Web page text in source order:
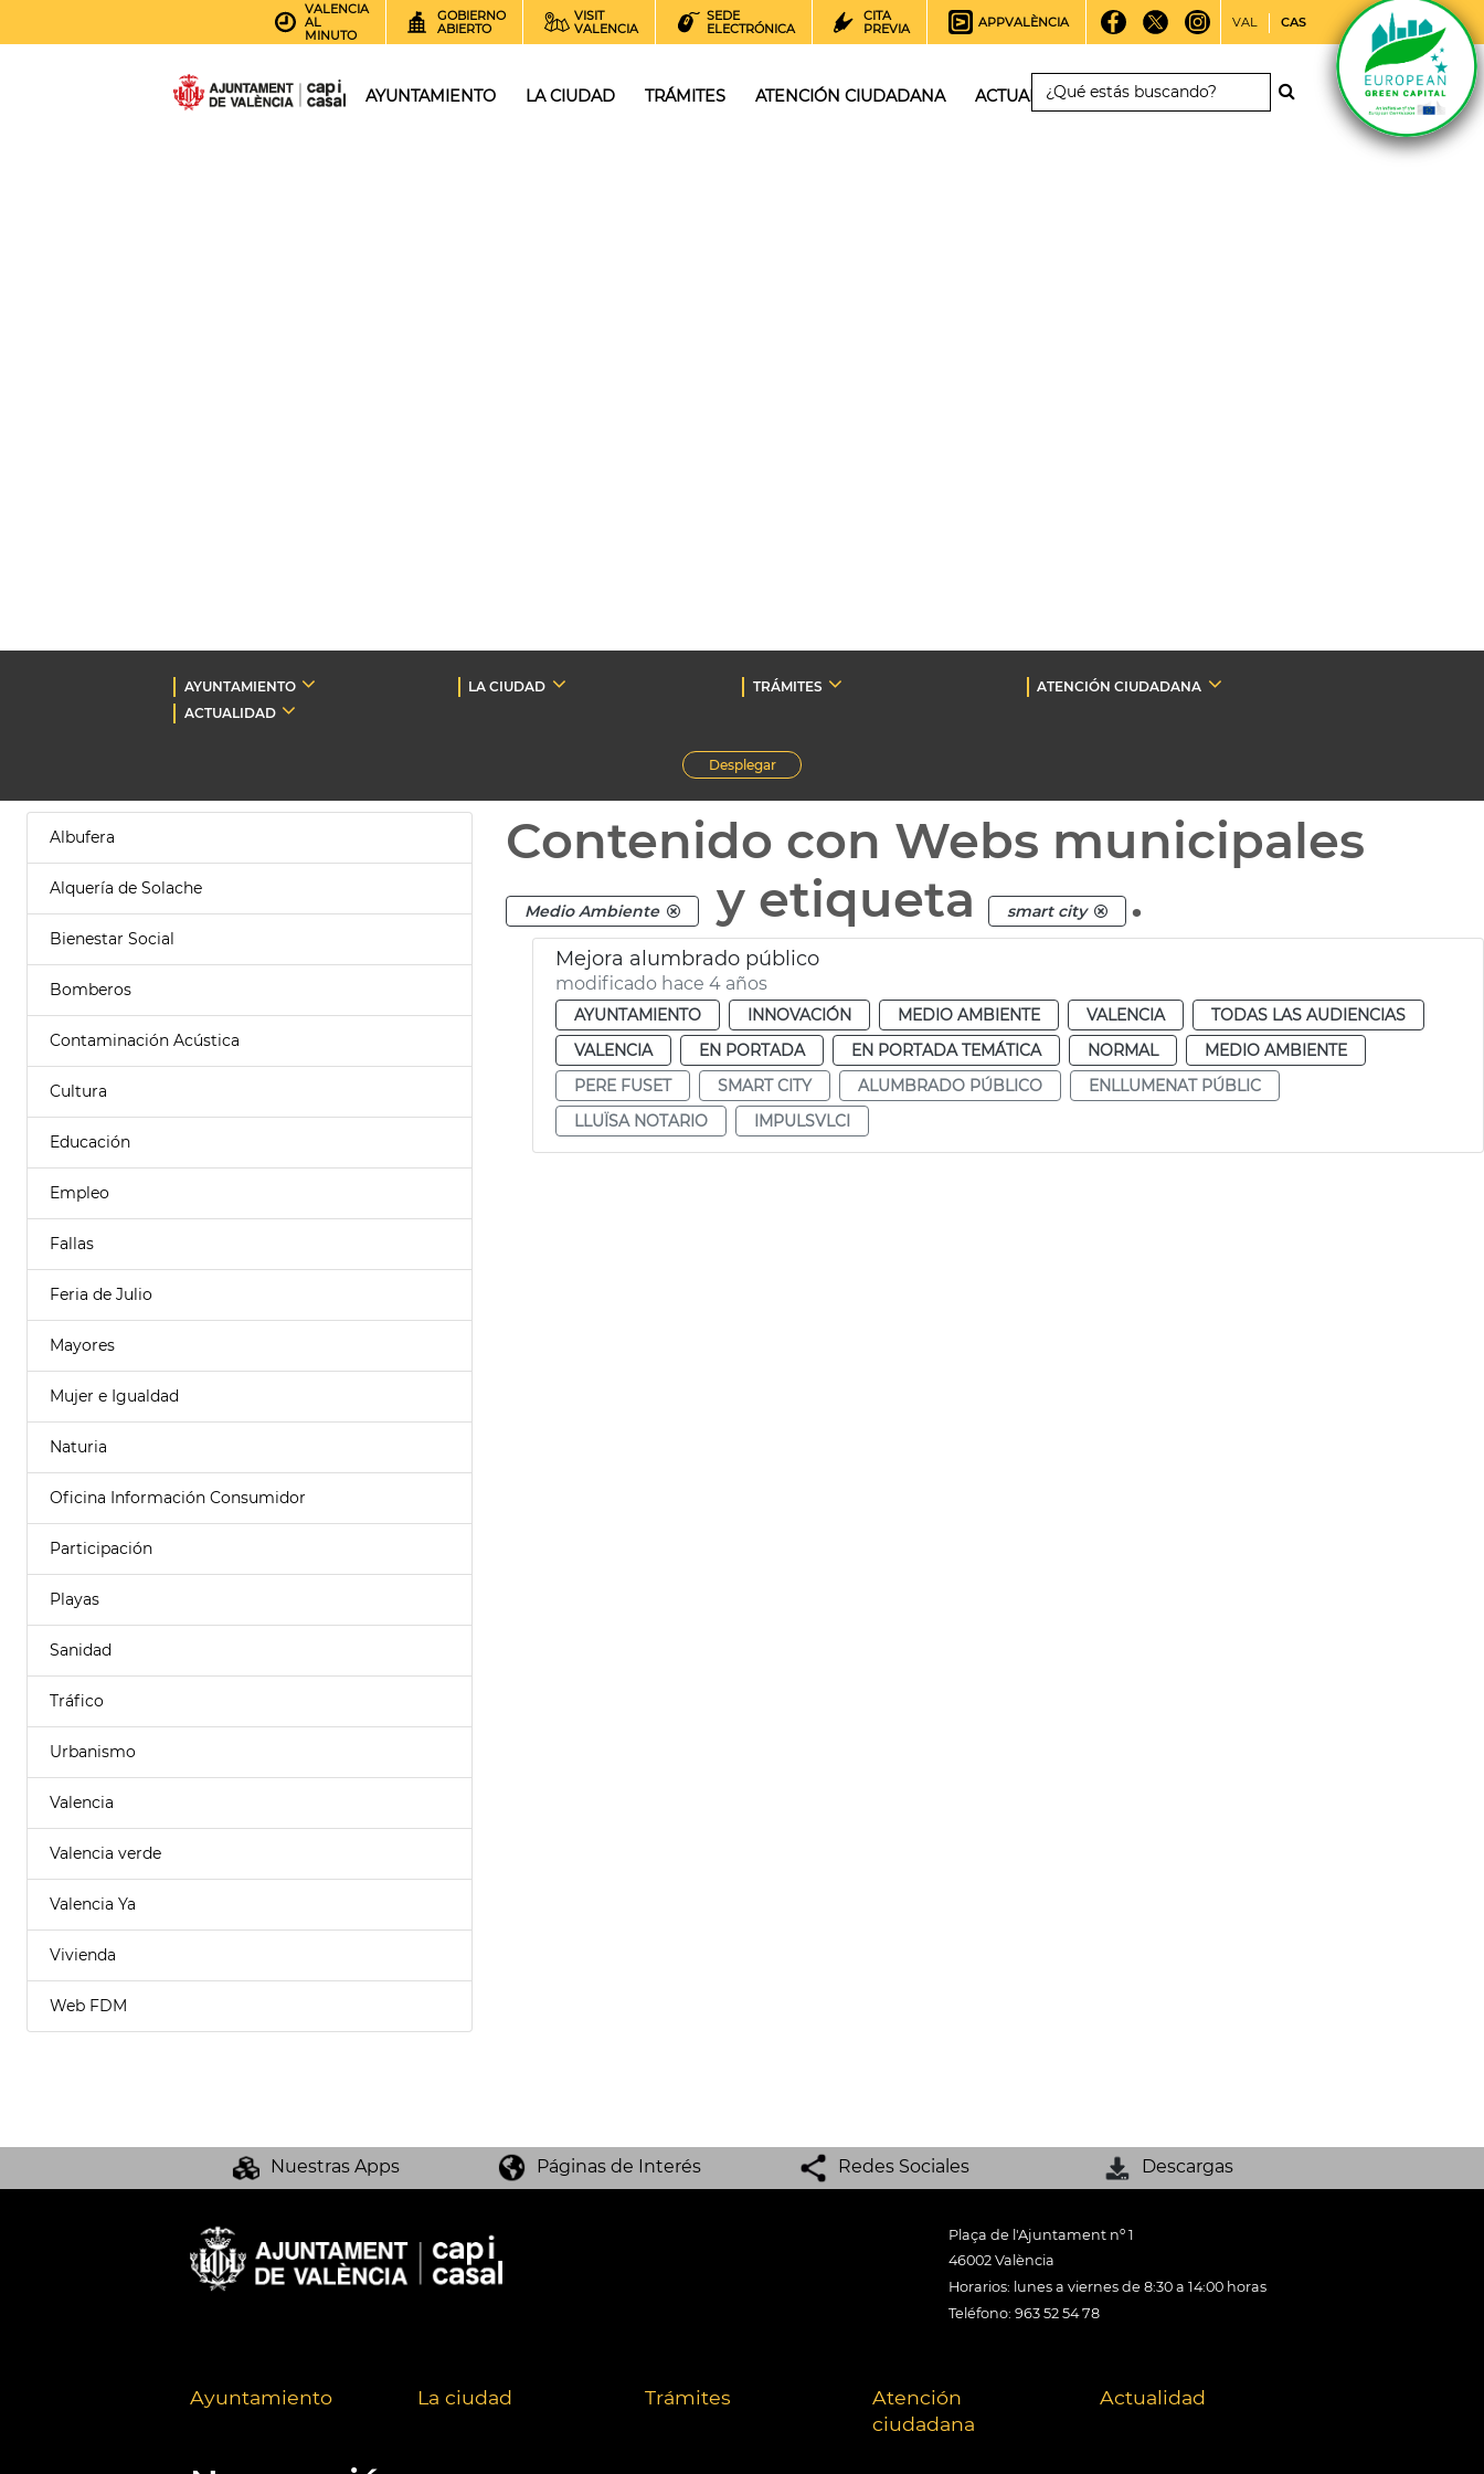
VALENCIA
AL
MINUTO
GOBIERNO
ABIERTO
VISIT
VALENCIA
SEDE
ELECTRÓNICA
CITA
PREVIA
APPVALÈNCIA VAL CAS
AYUNTAMIENTO LA CIUDAD TRÁMITES ATENCIÓN CIUDADANA ACTUALIDAD
AYUNTAMIENTO LA CIUDAD TRÁMITES
ATENCIÓN CIUDADANA
ACTUALIDAD
Desplegar
Albufera
Alquería de Solache
Bienestar Social
Bomberos
Contaminación Acústica
Cultura
Educación
Empleo
Fallas
Feria de Julio
Mayores
Mujer e Igualdad
Naturia
Oficina Información Consumidor
Participación
Playas
Sanidad
Tráfico
Urbanismo
Valencia
Valencia verde
Valencia Ya
Vivienda
Web FDM
Contenido con Webs municipales
Medio Ambiente y etiqueta smart city .
Mejora alumbrado público
modificado hace 4 años
AYUNTAMIENTO INNOVACIÓN MEDIO AMBIENTE VALENCIA
TODAS LAS AUDIENCIAS
VALENCIA
EN PORTADA EN PORTADA TEMÁTICA NORMAL
MEDIO AMBIENTE
PERE FUSET
SMART CITY ALUMBRADO PÚBLICO
ENLLUMENAT PÚBLIC
LLUÏSA NOTARIO
IMPULSVLCI
Nuestras Apps Páginas de Interés Redes Sociales Descargas
Plaça de l'Ajuntament nº 1
46002 València
Horarios: lunes a viernes de 8:30 a 14:00 horas
Teléfono: 963 52 54 78
Ayuntamiento La ciudad Trámites
Atención
ciudadana
Actualidad